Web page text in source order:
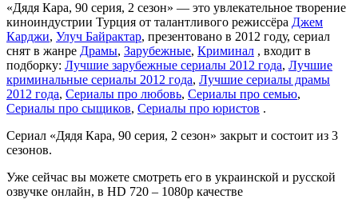
«Дядя Кара, 90 серия, 2 сезон» — это увлекательное творение
киноиндустрии Турция от талантливого режиссёра Джем
Карджи, Улуч Байрактар, презентовано в 2012 году, сериал
снят в жанре Драмы, Зарубежные, Криминал , входит в
подборку: Лучшие зарубежные сериалы 2012 года, Лучшие
криминальные сериалы 2012 года, Лучшие сериалы драмы
2012 года, Сериалы про любовь, Сериалы про семью,
Сериалы про сыщиков, Сериалы про юристов .
Сериал «Дядя Кара, 90 серия, 2 сезон» закрыт и состоит из 3
сезонов.
Уже сейчас вы можете смотреть его в украинской и русской
озвучке онлайн, в HD 720 – 1080p качестве